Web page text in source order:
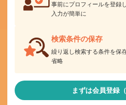
事前にプロフィールを登録
入力が簡単に
検索条件の保存
繰り返し検索する条件を保
省略
まずは会員登録（